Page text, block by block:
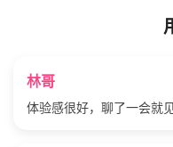
林哥
体验感很好，聊了一会就